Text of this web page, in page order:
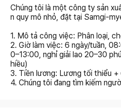
Chúng tôi là một công ty sản
n quy mô nhỏ, đặt tại Samgi-
1. Mô tả công việc: Phân loại,
2. Giờ làm việc: 6 ngày/tuần,
0–13:00, nghỉ giải lao 20–30
hiều)
3. Tiền lương: Lương tối thiểu +
4. Chúng tôi đang tìm kiếm